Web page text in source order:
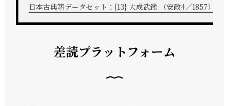
日本古典籍データセット：{13} 大成武鑑 （安政4／1857）
差読プラットフォーム